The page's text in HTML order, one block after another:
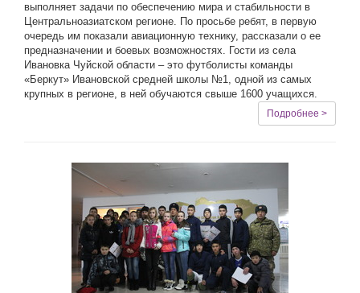
выполняет задачи по обеспечению мира и стабильности в
Центральноазиатском регионе. По просьбе ребят, в первую
очередь им показали авиационную технику, рассказали о ее
предназначении и боевых возможностях. Гости из села
Ивановка Чуйской области – это футболисты команды
«Беркут» Ивановской средней школы №1, одной из самых
крупных в регионе, в ней обучаются свыше 1600 учащихся.
Подробнее >